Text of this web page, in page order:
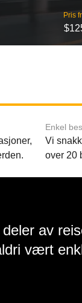
Pris
Enkel
Vi
over 20
deler av
vært